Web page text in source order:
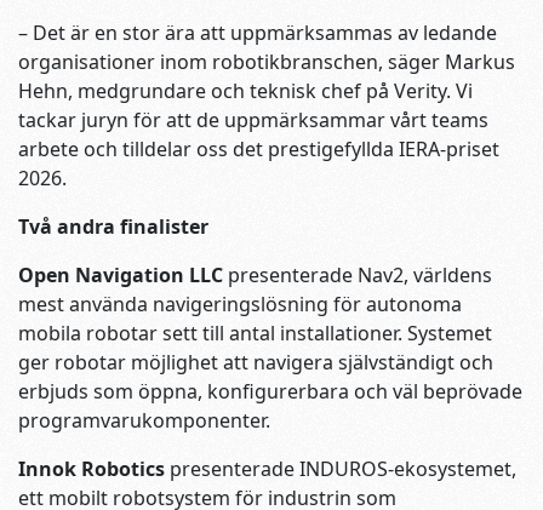
– Det är en stor ära att uppmärksammas av ledande
organisationer inom robotikbranschen, säger Markus
Hehn, medgrundare och teknisk chef på Verity. Vi
tackar juryn för att de uppmärksammar vårt teams
arbete och tilldelar oss det prestigefyllda IERA-priset
2026.
Två andra finalister
Open Navigation LLC presenterade Nav2, världens
mest använda navigeringslösning för autonoma
mobila robotar sett till antal installationer. Systemet
ger robotar möjlighet att navigera självständigt och
erbjuds som öppna, konfigurerbara och väl beprövade
programvarukomponenter.
Innok Robotics presenterade INDUROS-ekosystemet,
ett mobilt robotsystem för industrin som